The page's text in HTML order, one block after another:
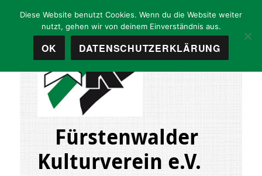
Fürstenwalder
Kulturverein e.V.
Diese Website benutzt Cookies. Wenn du die Website weiter
nutzt, gehen wir von deinem Einverständnis aus.
OK DATENSCHUTZERKLÄRUNG